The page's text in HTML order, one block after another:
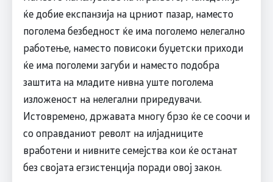
ќе добие експанзија на црниот пазар, наместо
поголема безбедност ќе има поголемо нелегално
работење, наместо повисоки буџетски приходи
ќе има поголеми загуби и наместо подобра
заштита на младите нивна уште поголема
изложеност на нелегални приредувачи.
Истовремено, државата многу брзо ќе се соочи и
со оправданиот револт на илјадниците
вработени и нивните семејства кои ќе останат
без својата егзистенција поради овој закон.